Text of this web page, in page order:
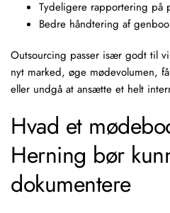
Tydeligere rapportering på
Bedre håndtering af
Outsourcing passer især godt til
nyt marked, øge mødevolumen,
eller undgå at ansætte et helt
Hvad et
Herning bør
dokumentere